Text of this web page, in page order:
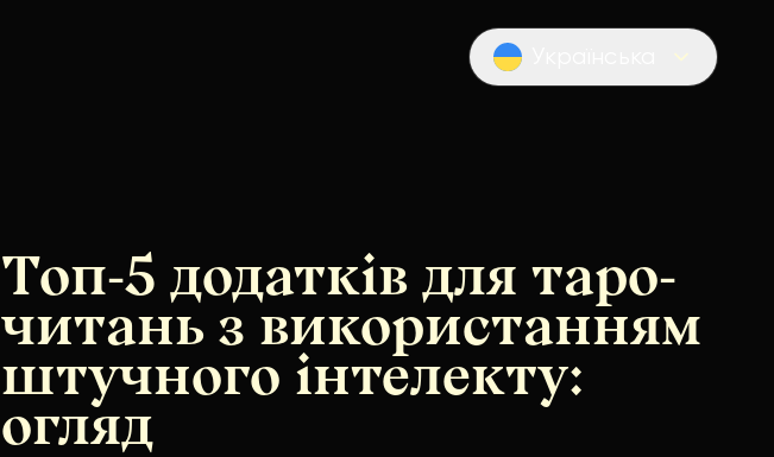
Locale switcher
Топ-5 додатків для таро-
читань з використанням
штучного інтелекту:
огляд